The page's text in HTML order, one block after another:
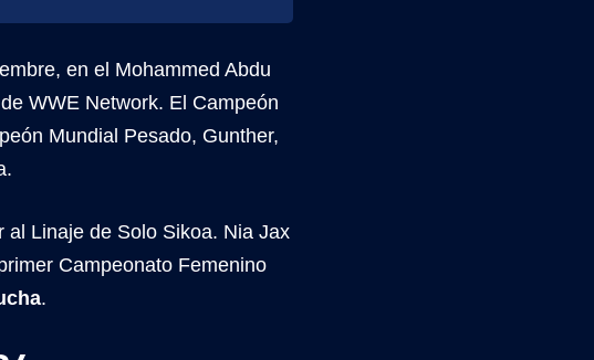
en el Mohammed Abdu
WWE Network. El Campeón
Mundial Pesado, Gunther,
al Linaje de Solo Sikoa. Nia Jax
Campeonato Femenino
.